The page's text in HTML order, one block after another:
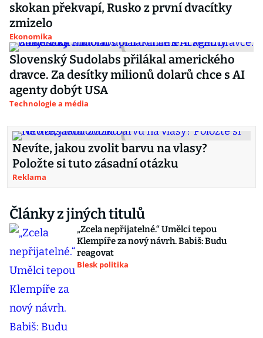
skokan překvapí, Rusko z první dvacítky
zmizelo
Ekonomika
Slovenský Sudolabs přilákal amerického
dravce. Za desítky milionů dolarů chce s AI
agenty dobýt USA
Technologie a média
Nevíte, jakou zvolit barvu na vlasy?
Položte si tuto zásadní otázku
Reklama
Články z jiných titulů
„Zcela nepřijatelné.“ Umělci tepou
Klempíře za nový návrh. Babiš: Budu
reagovat
Blesk politika